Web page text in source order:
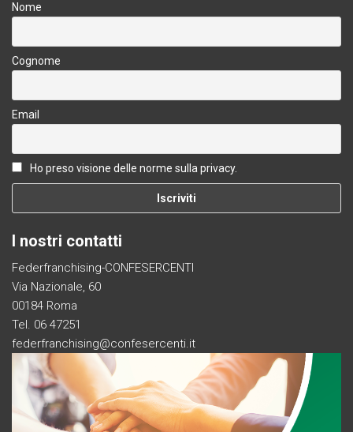
Nome
Cognome
Email
Ho preso visione delle norme sulla privacy.
I nostri contatti
Federfranchising-CONFESERCENTI
Via Nazionale, 60
00184 Roma
Tel. 06 47251
federfranchising@confesercenti.it